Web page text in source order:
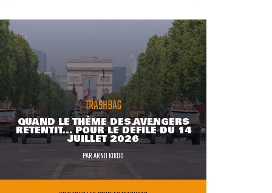
TRASHBAG
QUAND LE THÈME DES AVENGERS
RETENTIT... POUR LE DÉFILÉ DU 14
JUILLET 2026
PARARNO KIKOO